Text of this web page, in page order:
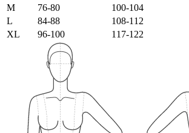
M
76-80
100-104
L
84-88
108-112
XL
96-100 117-122